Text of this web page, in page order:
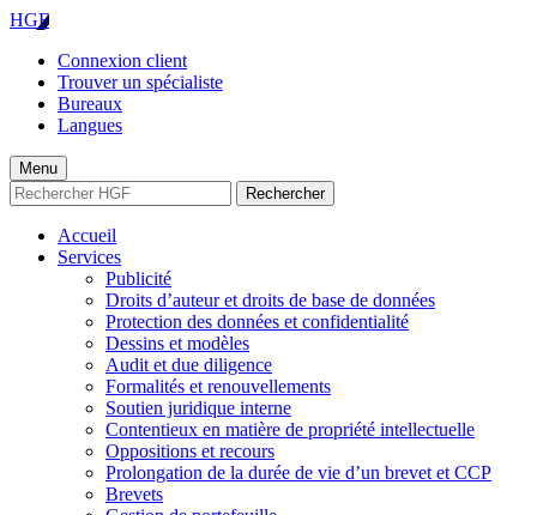
HGF
Connexion client
Trouver un spécialiste
Bureaux
Langues
Menu
Rechercher
Accueil
Services
Publicité
Droits d’auteur et droits de base de données
Protection des données et confidentialité
Dessins et modèles
Audit et due diligence
Formalités et renouvellements
Soutien juridique interne
Contentieux en matière de propriété intellectuelle
Oppositions et recours
Prolongation de la durée de vie d’un brevet et CCP
Brevets